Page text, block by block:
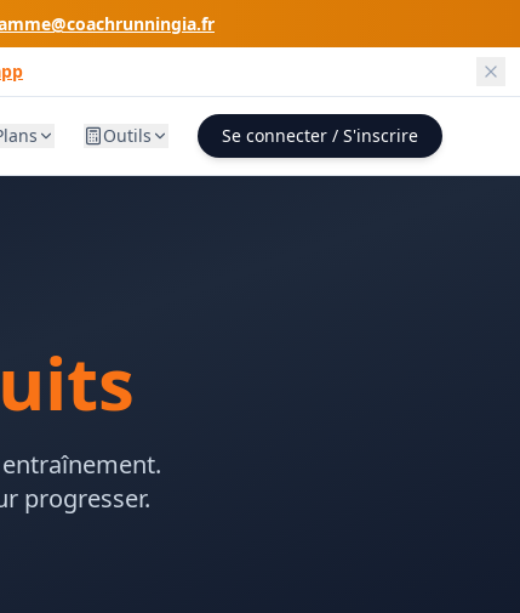
Outils Se connecter / S'inscrire
progresser.